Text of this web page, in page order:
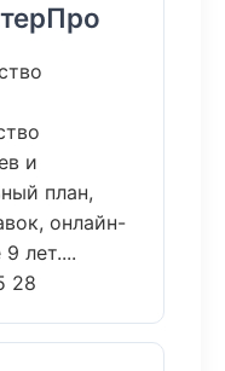
и
план,
онлайн-
лет....
28